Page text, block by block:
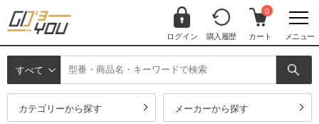
ログイン 購入履歴
0
カート メニュー
すべて
カテゴリーから探す メーカーから探す